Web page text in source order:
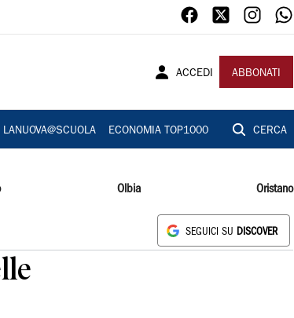
ACCEDI ABBONATI
LANUOVA@SCUOLA ECONOMIA TOP1000 CERCA
Olbia Oristano
SEGUICI SU DISCOVER